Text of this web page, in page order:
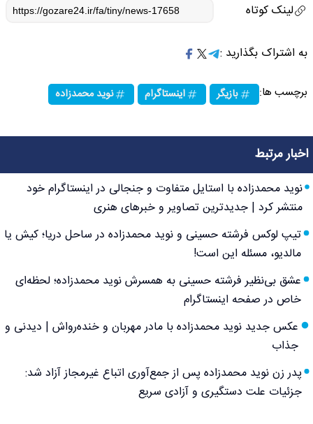
لینک کوتاه
به اشتراک بگذارید :
برچسب ها: بازیگر اینستاگرام نوید محمدزاده
اخبار مرتبط
نوید محمدزاده با استایل متفاوت و جنجالی در اینستاگرام خود
منتشر کرد | جدیدترین تصاویر و خبرهای هنری
تیپ لوکس فرشته حسینی و نوید محمدزاده در ساحل دریا؛ کیش یا
مالدیو، مسئله این است!
عشق بی‌نظیر فرشته حسینی به همسرش نوید محمدزاده؛ لحظه‌ای
خاص در صفحه اینستاگرام
عکس جدید نوید محمدزاده با مادر مهربان و خنده‌رواش | دیدنی و
جذاب
پدر زن نوید محمدزاده پس از جمع‌آوری اتباع غیرمجاز آزاد شد:
جزئیات علت دستگیری و آزادی سریع